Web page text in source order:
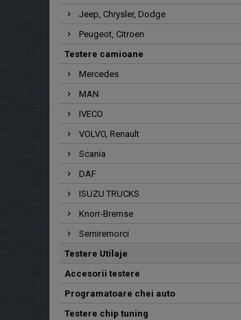
Jeep, Chrysler, Dodge
Peugeot, Citroen
Testere camioane
Mercedes
MAN
IVECO
VOLVO, Renault
Scania
DAF
ISUZU TRUCKS
Knorr-Bremse
Semiremorci
Testere Utilaje
Accesorii testere
Programatoare chei auto
Testere chip tuning